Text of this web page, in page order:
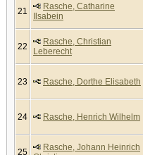
21
Rasche, Catharine
Ilsabein
22
Rasche, Christian
Leberecht
23 Rasche, Dorthe Elisabeth
24 Rasche, Henrich Wilhelm
25
Rasche, Johann Heinrich